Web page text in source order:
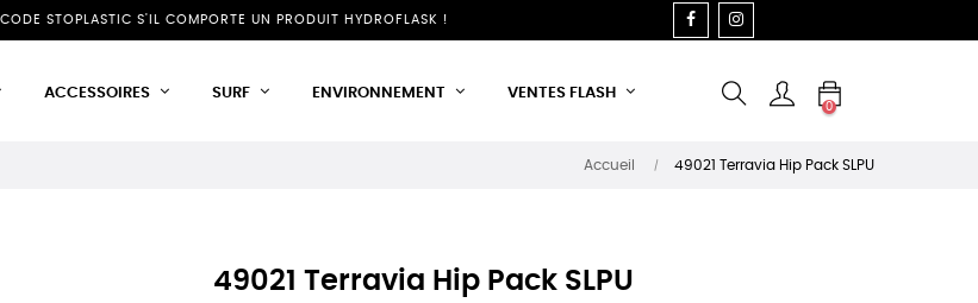
STOPLASTIC S'IL COMPORTE UN PRODUIT HYDROFLASK ! FACEBOOK
ACCESSOIRES SURF ENVIRONNEMENT VENTES FLASH
0
Accueil 49021 Terravia Hip Pack SLPU
49021 Terravia Hip Pack SLPU